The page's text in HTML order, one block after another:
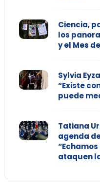
Ciencia,
los
y el Mes
Sylvia
“Existe
puede
Tatiana
agenda
ataquen